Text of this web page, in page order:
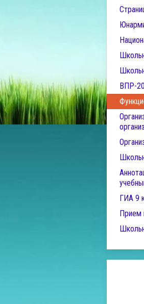
ВПР-
ГИА 9
Прием